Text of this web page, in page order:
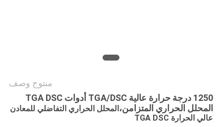
منتوج وصف
1250 درجة حرارة عالية TGA/DSC أدوات TGA DSC
المحلل الحراري المتزامن، المحلل الحراري التفاضلي للمعادن
عالي الحرارة TGA DSC